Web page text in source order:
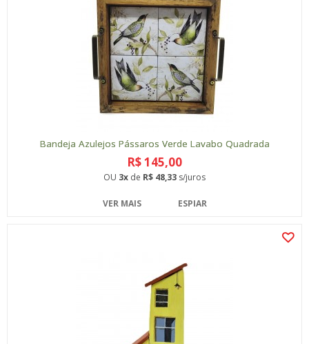
Bandeja Azulejos Pássaros Verde Lavabo Quadrada
R$ 145,00
OU 3x de R$ 48,33 s/juros
VER MAIS ESPIAR